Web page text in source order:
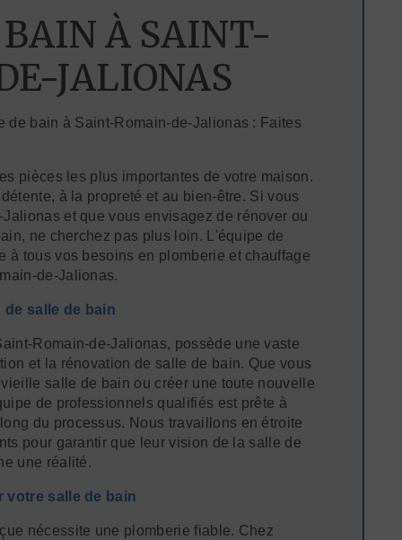
À SAINT-
JALIONAS
de bain à Saint-Romain-de-Jalionas : Faites
pièces les plus importantes de votre maison.
à la propreté et au bien-être. Si vous
et que vous envisagez de rénover ou
ne cherchez pas plus loin. L'équipe de
à tous vos besoins en plomberie et chauffage
de-Jalionas.
salle de bain
Romain-de-Jalionas, possède une vaste
et la rénovation de salle de bain. Que vous
salle de bain ou créer une toute nouvelle
de professionnels qualifiés est prête à
du processus. Nous travaillons en étroite
pour garantir que leur vision de la salle de
une réalité.
votre salle de bain
nécessite une plomberie fiable. Chez